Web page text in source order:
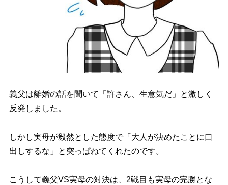
義父は離婚の話を聞いて「許さん、生意気だ」と激しく
反発しました。
しかし実母が毅然とした態度で「大人が決めたことに口
出しするな」と突っぱねてくれたのです。
こうして義父VS実母の対決は、2戦目も実母の完勝とな